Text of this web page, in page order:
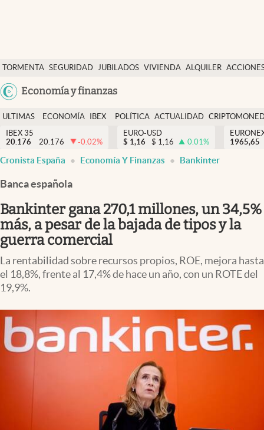
TORMENTA SEGURIDAD JUBILADOS VIVIENDA ALQUILER
USA
Colombia
Economía y finanzas
Economía y finanzas
Política
Actualidad
Criptomonedas
España
ULTIMAS
NOTICIAS
ECONOMÍA
FINANZAS
IBEX
EURO
POLÍTICA ACTUALIDAD
IBEX 35
20.176
20.176 -0.02%
EURO-USD
$ 1,16 $ 1,16 0.01%
1965,65
Cronista España Economía Y Finanzas Bankinter
Banca española
Bankinter gana 270,1 millones, un 34,5%
más, a pesar de la bajada de tipos y la
guerra comercial
La rentabilidad sobre recursos propios, ROE, mejora hasta
el 18,8%, frente al 17,4% de hace un año, con un ROTE del
19,9%.